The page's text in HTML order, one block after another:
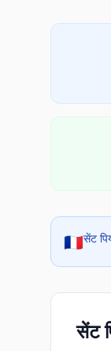
🇫🇷सेंट
सेंट